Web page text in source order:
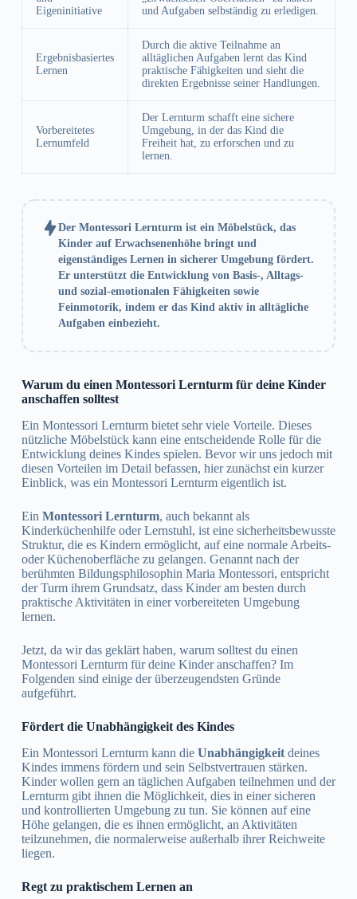
Eigeninitiative
und Aufgaben selbständig zu erledigen.
Ergebnisbasiertes
Lernen
Durch die aktive Teilnahme an
alltäglichen Aufgaben lernt das Kind
praktische Fähigkeiten und sieht die
direkten Ergebnisse seiner Handlungen.
Vorbereitetes
Lernumfeld
Der Lernturm schafft eine sichere
Umgebung, in der das Kind die
Freiheit hat, zu erforschen und zu
lernen.
Der Montessori Lernturm ist ein Möbelstück, das
Kinder auf Erwachsenenhöhe bringt und
eigenständiges Lernen in sicherer Umgebung fördert.
Er unterstützt die Entwicklung von Basis-, Alltags-
und sozial-emotionalen Fähigkeiten sowie
Feinmotorik, indem er das Kind aktiv in alltägliche
Aufgaben einbezieht.
Warum du einen Montessori Lernturm für deine Kinder
anschaffen solltest
Ein Montessori Lernturm bietet sehr viele Vorteile. Dieses
nützliche Möbelstück kann eine entscheidende Rolle für die
Entwicklung deines Kindes spielen. Bevor wir uns jedoch mit
diesen Vorteilen im Detail befassen, hier zunächst ein kurzer
Einblick, was ein Montessori Lernturm eigentlich ist.
Ein Montessori Lernturm, auch bekannt als
Kinderküchenhilfe oder Lernstuhl, ist eine sicherheitsbewusste
Struktur, die es Kindern ermöglicht, auf eine normale Arbeits-
oder Küchenoberfläche zu gelangen. Genannt nach der
berühmten Bildungsphilosophin Maria Montessori, entspricht
der Turm ihrem Grundsatz, dass Kinder am besten durch
praktische Aktivitäten in einer vorbereiteten Umgebung
lernen.
Jetzt, da wir das geklärt haben, warum solltest du einen
Montessori Lernturm für deine Kinder anschaffen? Im
Folgenden sind einige der überzeugendsten Gründe
aufgeführt.
Fördert die Unabhängigkeit des Kindes
Ein Montessori Lernturm kann die Unabhängigkeitdeines
Kindes immens fördern und sein Selbstvertrauen stärken.
Kinder wollen gern an täglichen Aufgaben teilnehmen und der
Lernturm gibt ihnen die Möglichkeit, dies in einer sicheren
und kontrollierten Umgebung zu tun. Sie können auf eine
Höhe gelangen, die es ihnen ermöglicht, an Aktivitäten
teilzunehmen, die normalerweise außerhalb ihrer Reichweite
liegen.
Regt zu praktischem Lernen an